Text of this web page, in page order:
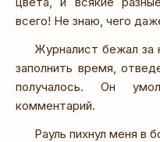
всего! Не знаю, чего
Журналист бежал за
заполнить время,
получалось. Он
комментарий.
Рауль пихнул меня в